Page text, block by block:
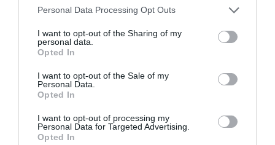
Please note that this website/app uses one or more Google
not limited to your visit or usage behaviour. You may click to
grant or deny consent to Google and its third-party tags to
use your data for below specified purposes in below Google
consent section.
Personal Data Processing Opt Outs
I want to opt-out of the Sharing of my
personal data.
Opted In
I want to opt-out of the Sale of my
Personal Data.
Opted In
I want to opt-out of processing my
Personal Data for Targeted Advertising.
Opted In
Pár évtizeddel ezelőtt hivatalosan is
miután az utolsó magyarországi egyedet
a források szerint 1942-ben kilőtték.
Kihaltnak hitték, ma már
TURI DÁNIEL